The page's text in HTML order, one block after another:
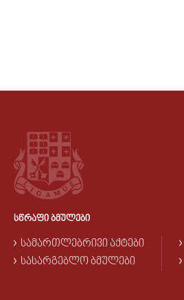
ᲡᲬᲠᲐᲤᲘ ᲑᲛᲣᲚᲔᲑᲘ
ᲡᲐᲛᲐᲠᲗᲚᲔᲑᲠᲘᲕᲘ ᲐᲥᲢᲔᲑᲘ
ᲡᲐᲡᲐᲠᲒᲔᲑᲚᲝ ᲑᲛᲣᲚᲔᲑᲘ